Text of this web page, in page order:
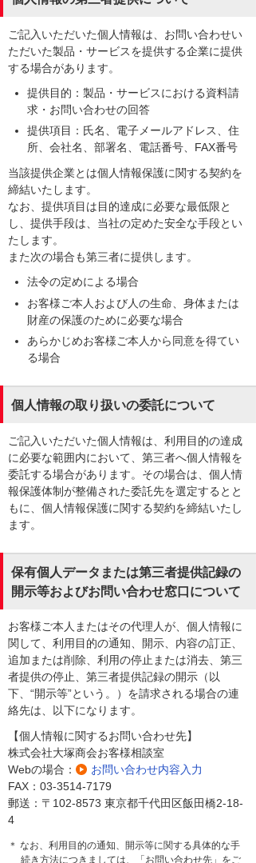
ご記入いただいた個人情報は、お問い合わせい
ただいた製品・サービスを提供する企業に提供
する場合があります。
提供目的：製品・サービスにおける資料請
求・お問い合わせの回答
提供項目：氏名、電子メールアドレス、住
所、会社名、部署名、電話番号、FAX番号
当該提供企業とは個人情報保護に関する契約を
締結いたします。
なお、提供項目は目的達成に必要な最低限と
し、提供手段は、当社の定めた安全な手段とい
たします。
また次の場合も第三者に提供します。
法令の定めによる場合
お客様ご本人および人の生命、身体または
財産の保護のために必要な場合
あらかじめお客様ご本人から同意を得てい
る場合
個人情報の取り扱いの委託について
ご記入いただいた個人情報は、利用目的の達成
に必要な範囲内において、第三者へ個人情報を
委託する場合があります。その場合は、個人情
報保護体制が整備された委託先を選定するとと
もに、個人情報保護に関する契約を締結いたし
ます。
保有個人データまたは第三者提供記録の
開示等およびお問い合わせ窓口について
お客様ご本人またはその代理人が、個人情報に
関して、利用目的の通知、開示、内容の訂正、
追加または削除、利用の停止または消去、第三
者提供の停止、第三者提供記録の開示（以
下、“開示等”という。）を請求される場合の連
絡先は、以下になります。
【個人情報に関するお問い合わせ先】
株式会社大塚商会お客様相談室
Webの場合：
お問い合わせ内容入力
FAX：03-3514-7179
郵送：〒102-8573 東京都千代田区飯田橋2-18-
4
＊ なお、利用目的の通知、開示等に関する具体的な手
続き方法につきましては、「お問い合わせ先」をご